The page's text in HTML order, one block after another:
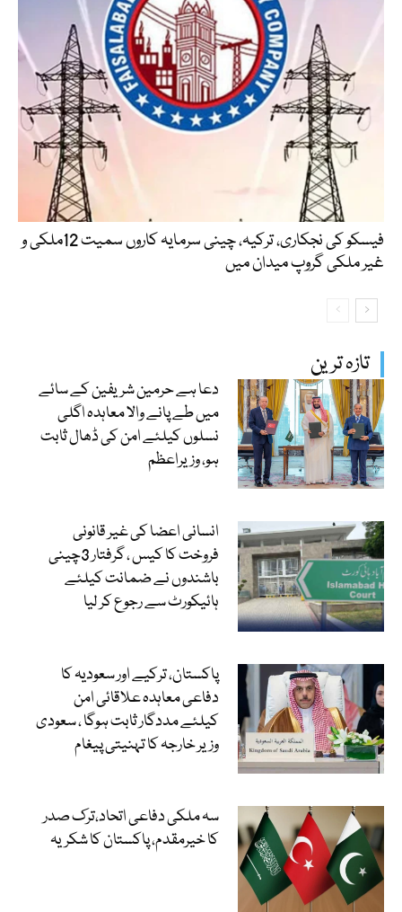
تازہ ترین
دعا ہے حرمین شریفین کے سائے
میں طے پانے والا معاہدہ اگلی
نسلوں کیلئے امن کی ڈھال ثابت
ہو، وزیراعظم
انسانی اعضا کی غیر قانونی
فروخت کا کیس ، گرفتار 3چینی
باشندوں نے ضمانت کیلئے
ہائیکورٹ سے رجوع کر لیا
پاکستان، ترکیے اور سعودیہ کا
دفاعی معاہدہ علاقائی امن
کیلئے مددگار ثابت ہوگا ، سعودی
وزیر خارجہ کا تہنیتی پیغام
سہ ملکی دفاعی اتحاد،ترک صدر
کا خیرمقدم، پاکستان کا شکریہ
فیسکو کی نجکاری، ترکیہ، چینی سرمایہ کاروں سمیت 12ملکی و
غیر ملکی گروپ میدان میں